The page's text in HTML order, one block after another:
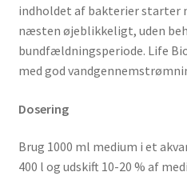
indholdet af bakterier starter
næsten øjeblikkeligt, uden
bundfældningsperiode. Life
med god
Dosering
Brug 1000 ml medium i et
400 l og udskift 10-20 % af